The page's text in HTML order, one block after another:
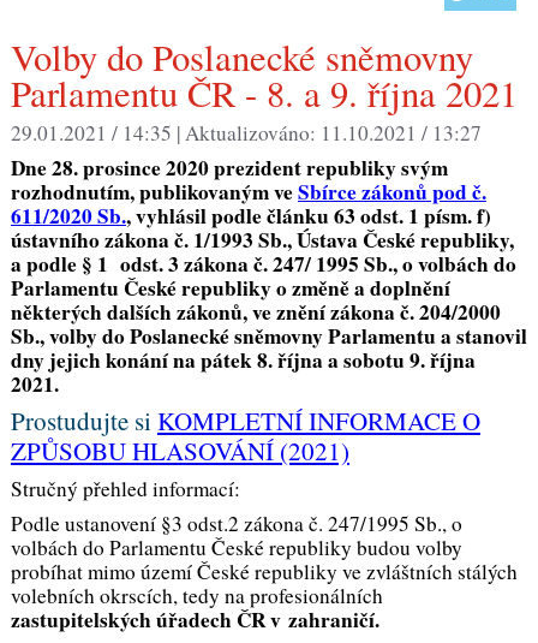
Volby do Poslanecké sněmovny
Parlamentu ČR - 8. a 9. října 2021
29.01.2021 / 14:35 |Aktualizováno: 11.10.2021 / 13:27
Dne 28. prosince 2020 prezident republiky svým
rozhodnutím, publikovaným veSbírce zákonů pod č.
611/2020 Sb., vyhlásil podle článku 63 odst. 1 písm. f)
ústavního zákona č. 1/1993 Sb., Ústava České republiky,
a podle § 1 odst. 3 zákona č. 247/ 1995 Sb., o volbách do
Parlamentu České republiky o změně a doplnění
některých dalších zákonů, ve znění zákona č. 204/2000
Sb., volby do Poslanecké sněmovny Parlamentu a stanovil
dny jejich konání na pátek 8. října a sobotu 9. října
2021.
Prostudujte siKOMPLETNÍ INFORMACE O
ZPŮSOBU HLASOVÁNÍ (2021)
Stručný přehled informací:
Podle ustanovení §3 odst.2 zákona č. 247/1995 Sb., o
volbách do Parlamentu České republiky budou volby
probíhat mimo území České republiky ve zvláštních stálých
volebních okrscích, tedy na profesionálních
zastupitelských úřadech ČR v zahraničí.